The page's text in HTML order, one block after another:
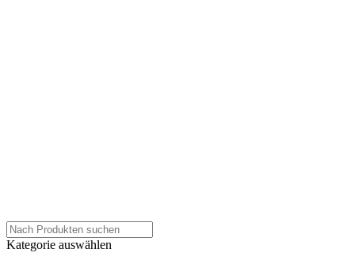
Kategorie auswählen